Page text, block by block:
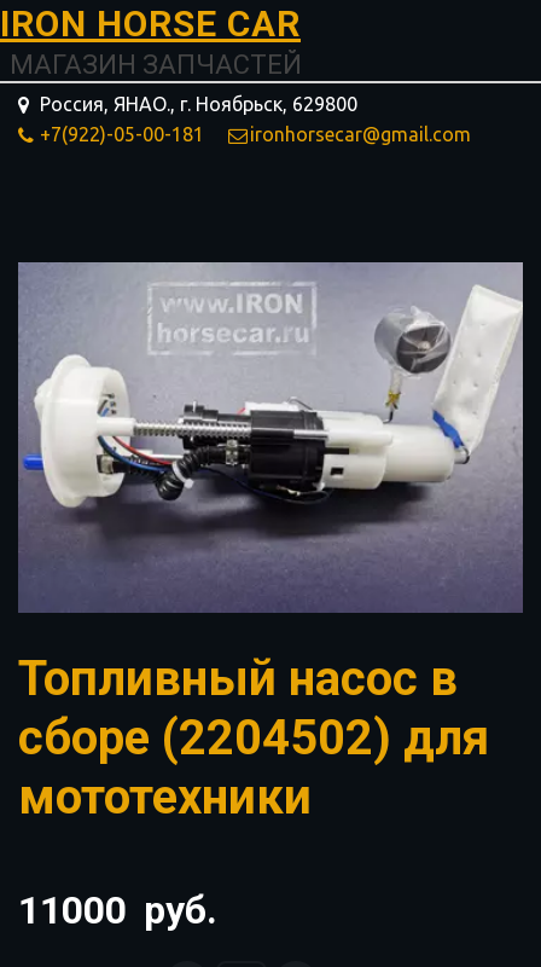
I­­RON HORSE ­­­­­­CAR
МАГАЗИН ЗАПЧАСТЕЙ
Россия, ЯНАО., г. Ноябрьск, 629800
+7(922)-05-00-181
ironhorsecar@gmail.com
Топливный насос в
сборе (2204502) для
мототехники
11000 руб.